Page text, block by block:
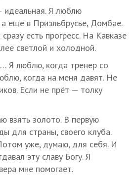
идеальная. Я люблю
а еще в Приэльбрусье, Домбае.
есть прогресс. На Кавказе
светлой и холодной.
Я люблю, когда тренер со
когда на меня давят. Не
Если не прёт — толку
взять золото. В первую
для страны, своего клуба.
уже, думаю, для себя. И
эту славу Богу. Я
мне помогает.